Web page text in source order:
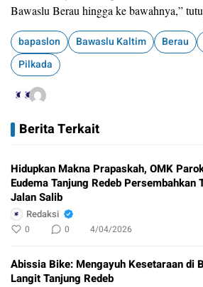
Bawaslu Berau hingga ke bawahnya,”
bapaslon Bawaslu Kaltim Berau
Pilkada
Berita Terkait
Hidupkan Makna Prapaskah, OMK
Eudema Tanjung Redeb Persembahkan
Jalan Salib
Redaksi
0 0 4/04/2026
Abissia Bike: Mengayuh Kesetaraan di
Langit Tanjung Redeb